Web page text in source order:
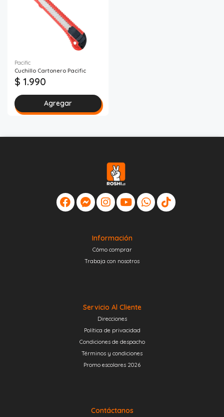
Pacific
Cuchillo Cartonero Pacific
$ 1.990
Agregar
Información
Cómo comprar
Trabaja con nosotros
Servicio Al Cliente
Direcciones
Política de privacidad
Condiciones de despacho
Términos y condiciones
Promo escolares 2026
Contáctanos